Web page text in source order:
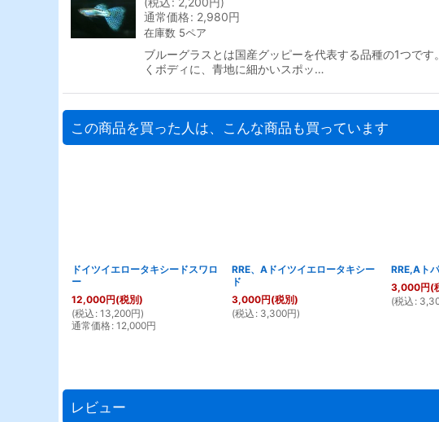
通常価格: 2,980円
在庫数 5ペア
ブルーグラスとは国産グッピーを代表する品種の1つで
くボディに、青地に細かいスポッ…
この商品を買った人は、こんな商品も買っています
ドイツイエロータキシードスワロ
ー
12,000円(税別)
(税込 : 13,200円)
通常価格: 12,000円
RRE、Aドイツイエロータキシー
ド
3,000円(税別)
(税込 : 3,300円)
RRE,Aト
3,000円(
(税込 :
レビュー